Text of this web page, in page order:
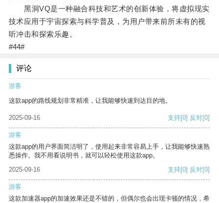
黑洞VQ是一种融合科技和艺术的创新体验，将虚拟现实
技术应用于宇宙探索与科学普及，为用户带来前所未有的视
听冲击和探索乐趣。
#44#
评论
游客
这款app的路线规划非常精准，让我能够快速到达目的地。
2025-09-16 支持[0] 反对[0]
游客
这款app的用户界面简洁明了，使用起来非常容易上手，让我能够快速熟
悉操作。我不用看说明书，就可以轻松使用这款app。
2025-09-16
支持[0] 反对[0]
游客
这款加速器app的加速效果还是不错的，但偶尔也会出现卡顿的情况，希